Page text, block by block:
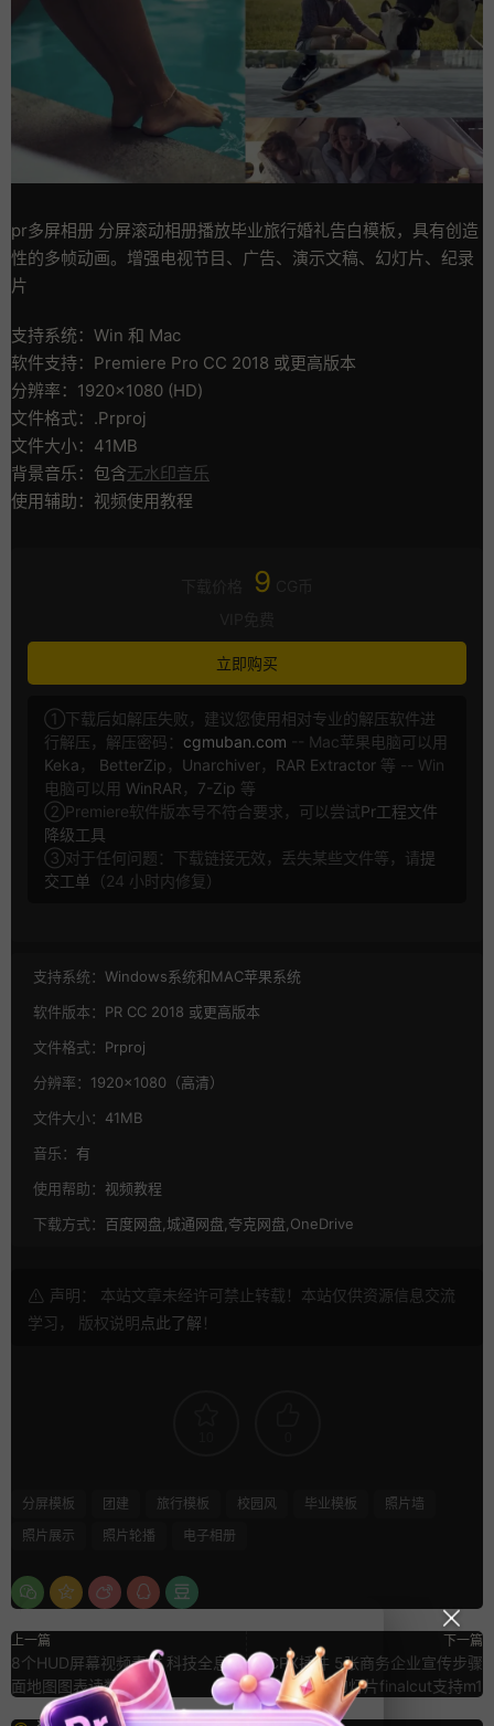
pr多屏相册 分屏滚动相册播放毕业旅行婚礼告白模板，具有创造
性的多帧动画。增强电视节目、广告、演示文稿、幻灯片、纪录
片
支持系统：Win 和 Mac
软件支持：Premiere Pro CC 2018 或更高版本
分辨率：1920×1080 (HD)
文件格式：.Prproj
文件大小：41MB
背景音乐：包含无水印音乐
使用辅助：视频使用教程
9
立即购买
①下载后如解压失败，建议您使用相对专业的解压软件进
行解压，解压密码： cgmuban.com -- Mac苹果电脑可以用
Keka ， BetterZip ， Unarchiver， RAR Extractor 等 -- Win
电脑可以用 WinRAR ， 7-Zip 等
②Premiere软件版本号不符合要求，可以尝试Pr工程文件
降级工具
③对于任何问题：下载链接无效，丢失某些文件等，请提
交工单 （24 小时内修复）
支持系统： Windows系统和MAC苹果系统
软件版本： PR CC 2018 或更高版本
文件格式： Prproj
分辨率： 1920×1080（高清）
文件大小： 41MB
音乐： 有
使用帮助： 视频教程
下载方式： 百度网盘,城通网盘,夸克网盘,OneDrive
声明： 本站文章未经许可禁止转载！本站仅供资源信息交流
学习， 版权说明点此了解 ！
分屏模板 团建 旅行模板 校园风 毕业模板
照片墙
照片展示
照片轮播 电子相册
上一篇
8个HUD屏幕视频素材 科技全息界
面地图图表读数动画
下一篇
FCPX插件 5张商务企业宣传步骤
方法教学幻灯片finalcut支持m1